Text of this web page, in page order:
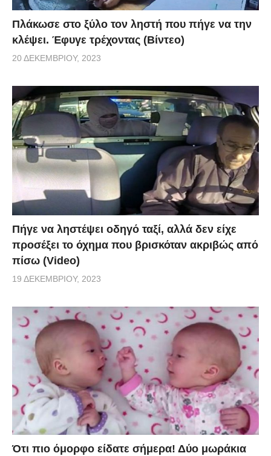
Πλάκωσε στο ξύλο τον ληστή που πήγε να την
κλέψει. Έφυγε τρέχοντας (Βίντεο)
20 ΔΕΚΕΜΒΡΊΟΥ, 2023
Πήγε να ληστέψει οδηγό ταξί, αλλά δεν είχε
προσέξει το όχημα που βρισκόταν ακριβώς από
πίσω (Video)
19 ΔΕΚΕΜΒΡΊΟΥ, 2023
Ότι πιο όμορφο είδατε σήμερα! Δύο μωράκια